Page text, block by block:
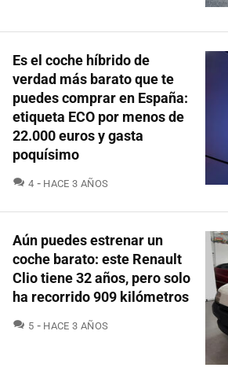
Es el coche híbrido de
verdad más barato que te
puedes comprar en España:
etiqueta ECO por menos de
22.000 euros y gasta
poquísimo
4 COMENTARIOS
HACE 3 AÑOS
Aún puedes estrenar un
coche barato: este Renault
Clio tiene 32 años, pero solo
ha recorrido 909 kilómetros
5 COMENTARIOS
HACE 3 AÑOS